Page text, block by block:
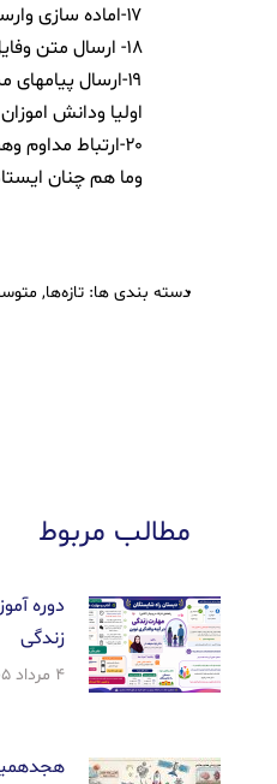
۱۷-اماده سازى وارسال برنامه مطالعاتى وتکالیف نوروزى پایه ۱۰ و۱۱ و بارگذارى در سامانه مجازى مدرسه وکانال اولیادر بله
۱۸- ارسال متن وفایل هاى مذهبى ،فرهنگى و ادبی در کانال اولیا ودانش اموزان
۱۹-ارسال پیامهاى مشاوره ای در کانال
اولیا ودانش اموزان
۲۰-ارتباط مداوم وهماهنگى مستمر با دبیران
وما هم چنان
دسته بندی ها: تازه‌ها,
مطالب مربوط
دوره
زندگی
۴ مرداد ۱۴۰۵